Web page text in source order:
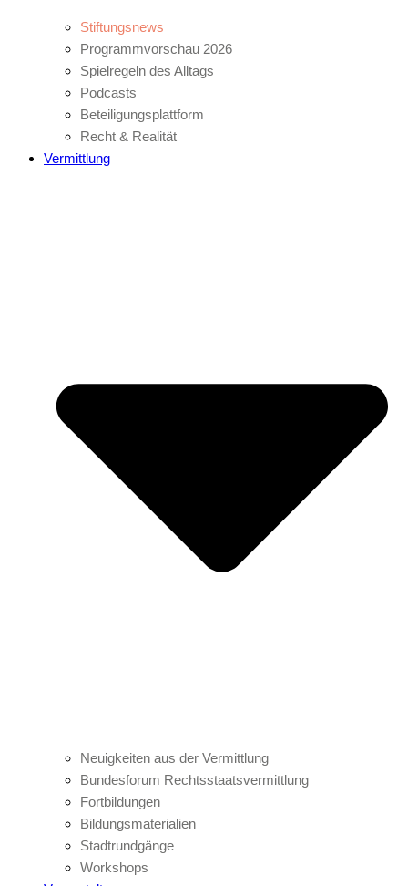
Stiftungsnews
Programmvorschau 2026
Spielregeln des Alltags
Podcasts
Beteiligungsplattform
Recht & Realität
Vermittlung
Neuigkeiten aus der Vermittlung
Bundesforum Rechtsstaatsvermittlung
Fortbildungen
Bildungsmaterialien
Stadtrundgänge
Workshops